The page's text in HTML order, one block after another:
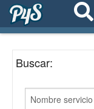
EMPRESAS
Buscar: